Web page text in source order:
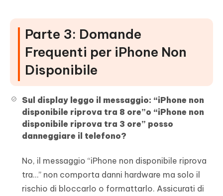
Parte 3: Domande
Frequenti per iPhone Non
Disponibile
Sul display leggo il messaggio: “iPhone non
disponibile riprova tra 8 ore”o “iPhone non
disponibile riprova tra 3 ore” posso
danneggiare il telefono?
No, il messaggio “iPhone non disponibile riprova
tra…” non comporta danni hardware ma solo il
rischio di bloccarlo o formattarlo. Assicurati di